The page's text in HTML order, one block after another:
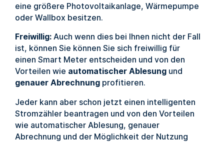
eine größere Photovoltaikanlage, Wärmepumpe
oder Wallbox besitzen.
Freiwillig: Auch wenn dies bei Ihnen nicht der Fall
ist, können Sie können Sie sich freiwillig für
einen Smart Meter entscheiden und von den
Vorteilen wie automatischer Ablesungund
genauer Abrechnungprofitieren.
Jeder kann aber schon jetzt einen intelligenten
Stromzähler beantragen und von den Vorteilen
wie automatischer Ablesung, genauer
Abrechnung und der Möglichkeit der Nutzung